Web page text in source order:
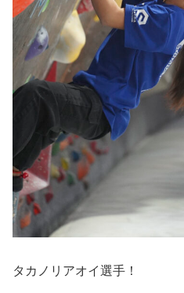
タカノリアオイ選手！